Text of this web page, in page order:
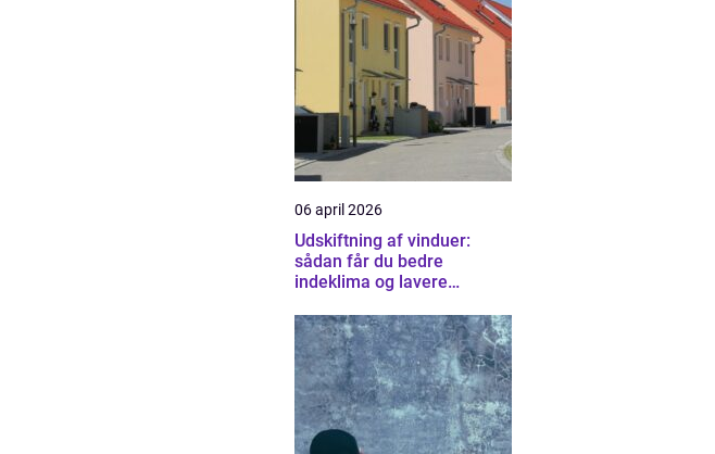
06 april 2026
Udskiftning af vinduer:
sådan får du bedre
indeklima og lavere